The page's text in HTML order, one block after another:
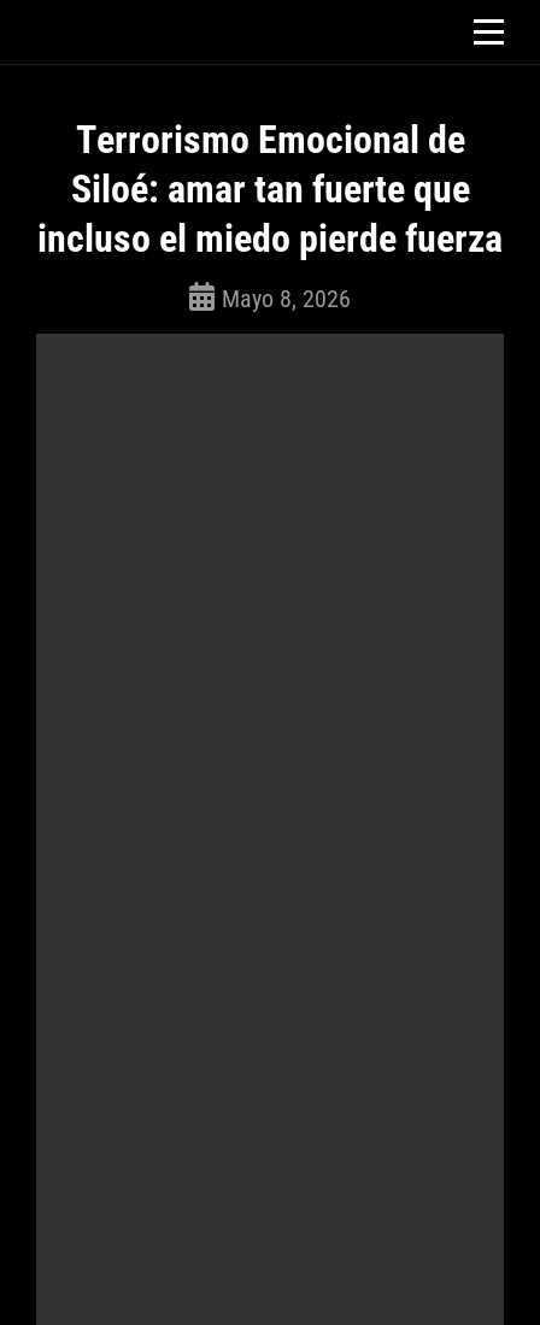
Terrorismo Emocional de
Siloé: amar tan fuerte que
incluso el miedo pierde fuerza
Mayo 8, 2026